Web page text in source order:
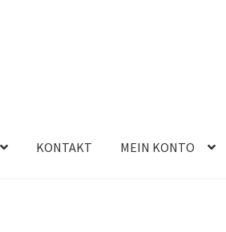
KONTAKT MEIN KONTO